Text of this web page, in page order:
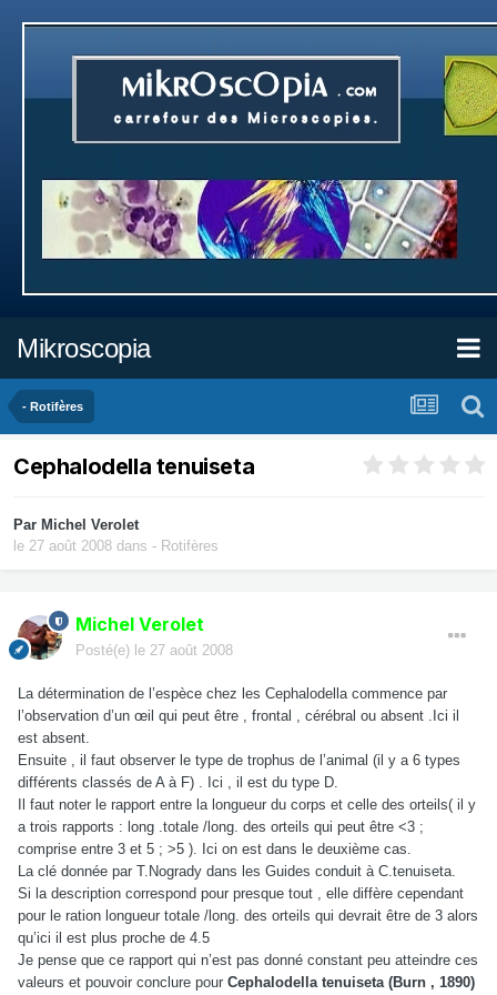
Mikroscopia
- Rotifères
Cephalodella tenuiseta
Par Michel Verolet
le 27 août 2008 dans - Rotifères
Michel Verolet
Posté(e) le 27 août 2008
La détermination de l’espèce chez les Cephalodella commence par
l’observation d’un œil qui peut être , frontal , cérébral ou absent .Ici il
est absent.
Ensuite , il faut observer le type de trophus de l’animal (il y a 6 types
différents classés de A à F) . Ici , il est du type D.
Il faut noter le rapport entre la longueur du corps et celle des orteils( il y
a trois rapports : long .totale /long. des orteils qui peut être <3 ;
comprise entre 3 et 5 ; >5 ). Ici on est dans le deuxième cas.
La clé donnée par T.Nogrady dans les Guides conduit à C.tenuiseta.
Si la description correspond pour presque tout , elle diffère cependant
pour le ration longueur totale /long. des orteils qui devrait être de 3 alors
qu’ici il est plus proche de 4.5
Je pense que ce rapport qui n’est pas donné constant peu atteindre ces
valeurs et pouvoir conclure pour Cephalodella tenuiseta (Burn , 1890)